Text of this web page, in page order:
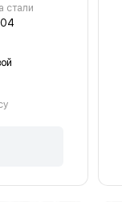
стали